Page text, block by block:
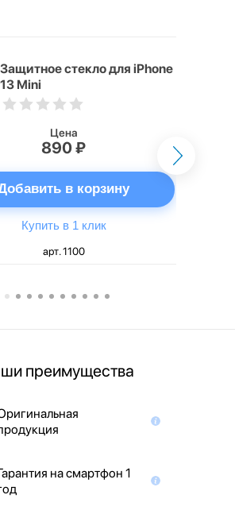
Защитное стекло для iPhone
13 Mini
Цена
890 ₽
в корзину
Купить в 1 клик
арт. 1100
преимущества
на смартфон 1